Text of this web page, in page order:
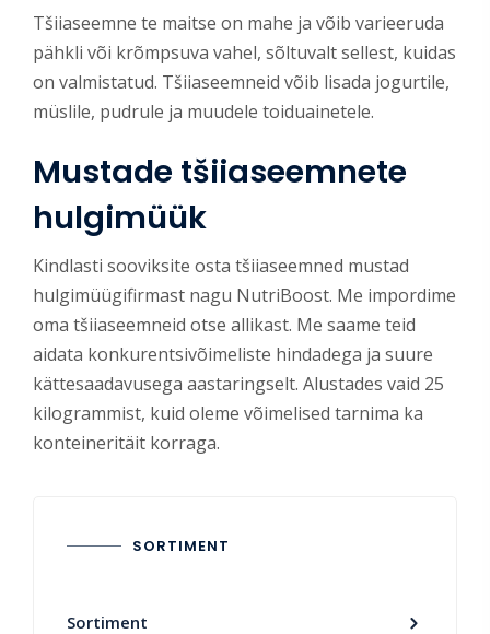
Tšiiaseemne te maitse on mahe ja võib varieeruda
pähkli või krõmpsuva vahel, sõltuvalt sellest, kuidas
on valmistatud. Tšiiaseemneid võib lisada jogurtile,
müslile, pudrule ja muudele toiduainetele.
Mustade tšiiaseemnete
hulgimüük
Kindlasti sooviksite osta tšiiaseemned mustad
hulgimüügifirmast nagu NutriBoost. Me impordime
oma tšiiaseemneid otse allikast. Me saame teid
aidata konkurentsivõimeliste hindadega ja suure
kättesaadavusega aastaringselt. Alustades vaid 25
kilogrammist, kuid oleme võimelised tarnima ka
konteineritäit korraga.
SORTIMENT
Sortiment